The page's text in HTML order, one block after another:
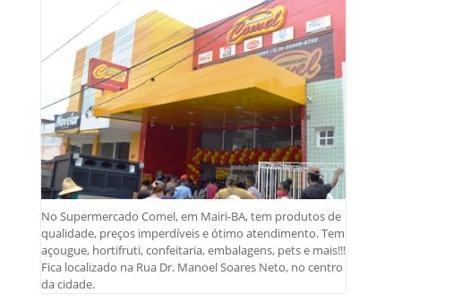
No Supermercado Comel, em Mairi-BA, tem produtos de
qualidade, preços imperdíveis e ótimo atendimento. Tem
açougue, hortifruti, confeitaria, embalagens, pets e mais!!!
Fica localizado na Rua Dr. Manoel Soares Neto, no centro
da cidade.